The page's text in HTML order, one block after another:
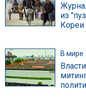
из
Кореи
В мире